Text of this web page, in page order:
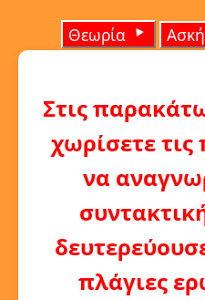
Θεωρία
Στις
χωρίσετε τις
να
πλάγιες